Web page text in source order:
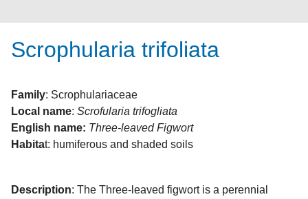
Scrophularia trifoliata
Family: Scrophulariaceae
Local name: Scrofularia trifogliata
English name: Three-leaved Figwort
Habitat: humiferous and shaded soils
Description: The Three-leaved figwort is a perennial